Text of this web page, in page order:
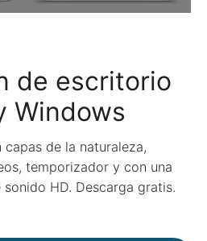
de escritorio
Windows
capas de la naturaleza,
temporizador y con una
HD. Descarga gratis.